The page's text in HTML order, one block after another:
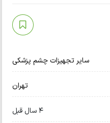
سایر تجهیزات چشم پزشکی
تهران
4 سال قبل